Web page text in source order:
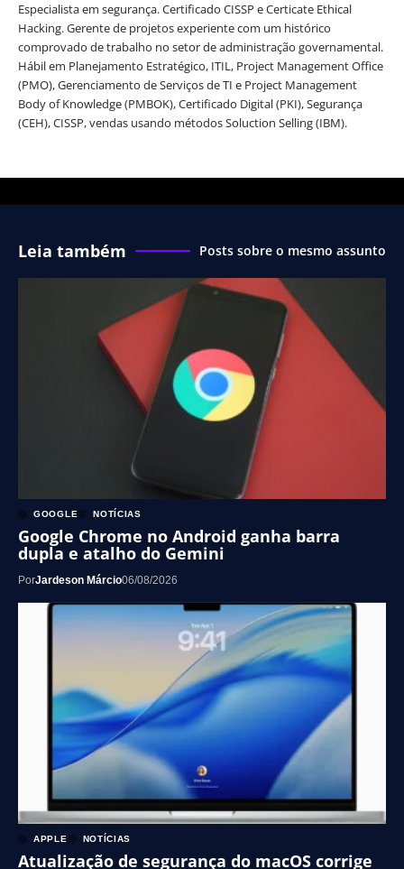
Especialista em segurança. Certificado CISSP e Certicate Ethical
Hacking. Gerente de projetos experiente com um histórico
comprovado de trabalho no setor de administração governamental.
Hábil em Planejamento Estratégico, ITIL, Project Management Office
(PMO), Gerenciamento de Serviços de TI e Project Management
Body of Knowledge (PMBOK), Certificado Digital (PKI), Segurança
(CEH), CISSP, vendas usando métodos Soluction Selling (IBM).
Leia também Posts sobre o mesmo assunto
GOOGLE NOTÍCIAS
Google Chrome no Android ganha barra
dupla e atalho do Gemini
PorJardeson Márcio06/08/2026
APPLE NOTÍCIAS
Atualização de segurança do macOS corrige